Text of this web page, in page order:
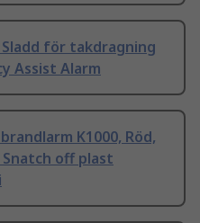
för takdragning
Assist Alarm
K1000, Röd,
off plast